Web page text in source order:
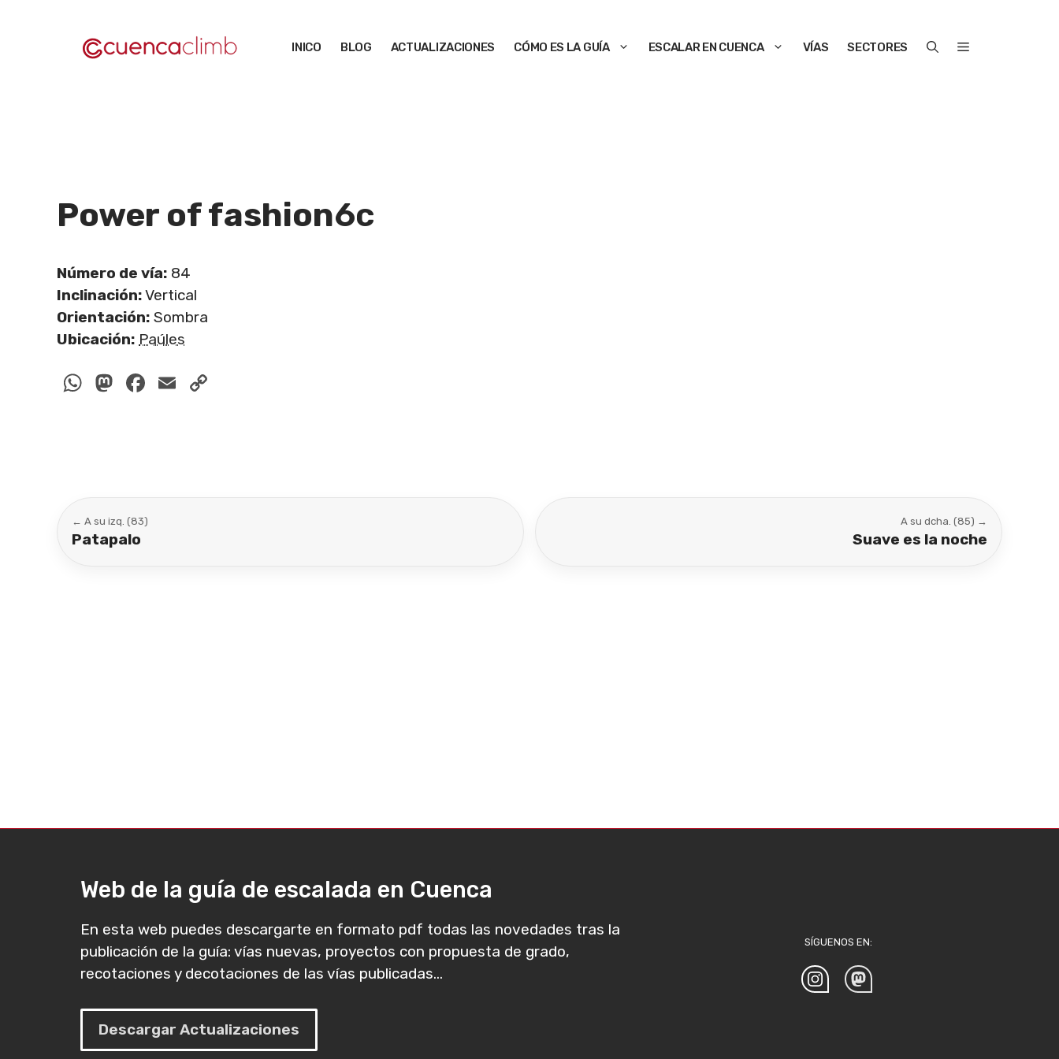
INICO BLOG ACTUALIZACIONES CÓMO ES LA GUÍA ESCALAR EN CUENCA VÍAS SECTORES
Power of fashion6c
Número de vía: 84
Inclinación:Vertical
Orientación: Sombra
Ubicación: Paúles
WhatsApp
Mastodon
Facebook
Email
← A su izq. (83)
Patapalo
A su dcha. (85) →
Suave es la noche
Web de la guía de escalada en Cuenca
En esta web puedes descargarte en formato pdf todas las novedades tras la
publicación de la guía: vías nuevas, proyectos con propuesta de grado,
recotaciones y decotaciones de las vías publicadas...
Descargar Actualizaciones
SÍGUENOS EN: